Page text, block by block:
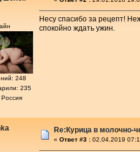
248
235
Несу спасибо за рецепт!
спокойно ждать ужин.
Re:Курица в молочно-
« Ответ #3 : 02.04.2019